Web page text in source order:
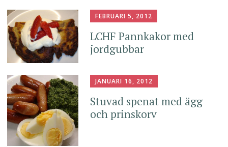
FEBRUARI 5, 2012
LCHF Pannkakor med
jordgubbar
JANUARI 16, 2012
Stuvad spenat med ägg
och prinskorv